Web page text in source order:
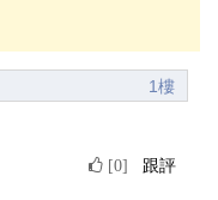
1樓
[0] 跟評